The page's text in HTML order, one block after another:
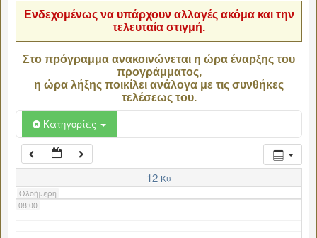
Ενδεχομένως να υπάρχουν αλλαγές ακόμα και την
τελευταία στιγμή.
Στο πρόγραμμα ανακοινώνεται η ώρα έναρξης του
προγράμματος,
η ώρα λήξης ποικίλει ανάλογα με τις συνθήκες
τελέσεως του.
Κατηγορίες
12 Κυ
Ολοήμερη
06:00
07:00
08:00